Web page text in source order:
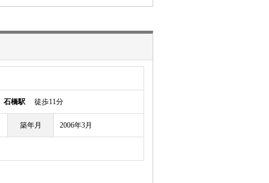
石橋駅 徒歩11分
築年月 2006年3月